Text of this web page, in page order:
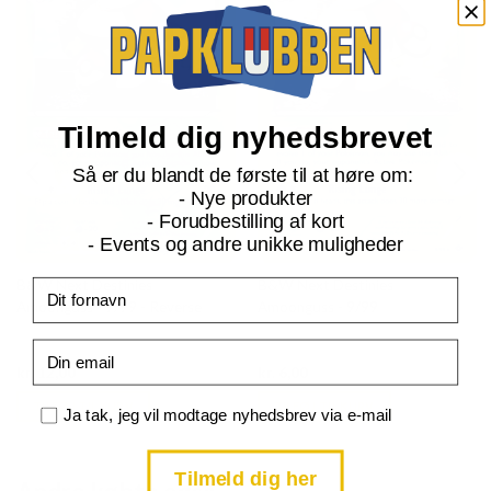
Amoonguss - 9/99 - Reverse
12,00 Current
price
kr. 39,95.
TILFØJ TIL KURV
price
kr. 39,95.
TILFØJ TIL KURV
Tilmeld dig nyhedsbrevet
Så er du blandt de første til at høre om:
- Nye produkter
- Forudbestilling af kort
- Events og andre unikke muligheder
Samtykke
Ja tak, jeg vil modtage nyhedsbrev via e-mail
Tilmeld dig her